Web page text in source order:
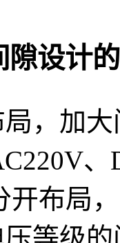
隙设计
，加
开布局